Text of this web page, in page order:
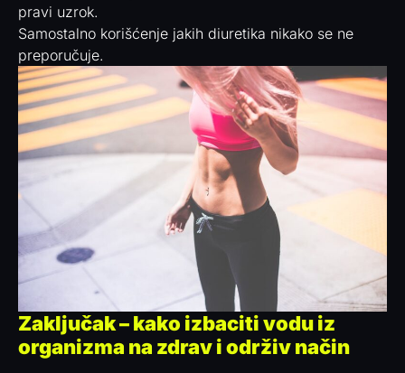
pravi uzrok.
Samostalno korišćenje jakih diuretika nikako se ne
preporučuje.
Zaključak – kako izbaciti vodu iz
organizma na zdrav i održiv način